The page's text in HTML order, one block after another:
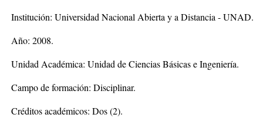
Institución: Universidad Nacional Abierta y a Distancia - UNAD.
Año: 2008.
Unidad Académica: Unidad de Ciencias Básicas e Ingeniería.
Campo de formación: Disciplinar.
Créditos académicos: Dos (2).